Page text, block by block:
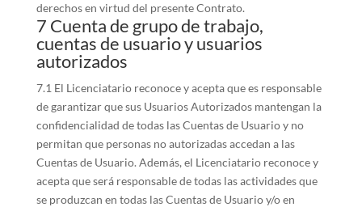
derechos en virtud del presente Contrato.
7 Cuenta de grupo de trabajo,
cuentas de usuario y usuarios
autorizados
7.1 El Licenciatario reconoce y acepta que es responsable
de garantizar que sus Usuarios Autorizados mantengan la
confidencialidad de todas las Cuentas de Usuario y no
permitan que personas no autorizadas accedan a las
Cuentas de Usuario. Además, el Licenciatario reconoce y
acepta que será responsable de todas las actividades que
se produzcan en todas las Cuentas de Usuario y/o en